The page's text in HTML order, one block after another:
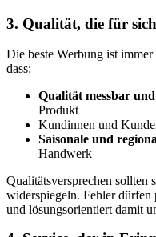
3. Qualität, die für
Die beste Werbung ist
dass:
Qualität messbar
Produkt
Kundinnen und
Saisonale und
Handwerk
Qualitätsversprechen sollten
widerspiegeln. Fehler dürfen
und lösungsorientiert damit